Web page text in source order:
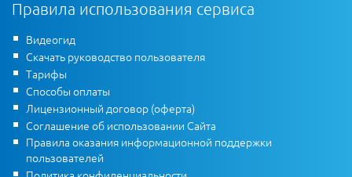
Правила использования сервиса
Видеогид
Скачать руководство пользователя
Тарифы
Способы оплаты
Лицензионный договор (оферта)
Соглашение об использовании Сайта
Правила оказания информационной поддержки
пользователей